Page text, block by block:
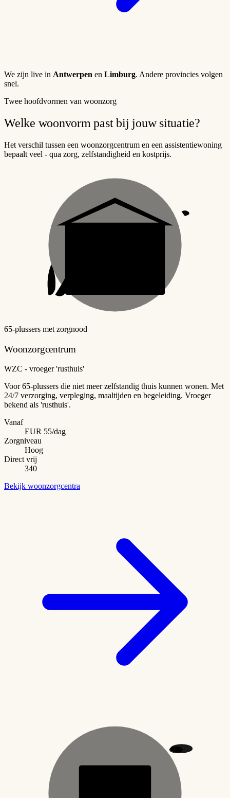
We zijn live in Antwerpen en Limburg. Andere provincies volgen
snel.
Twee hoofdvormen van woonzorg
Welke woonvorm past bij jouw situatie?
Het verschil tussen een woonzorgcentrum en een assistentiewoning
bepaalt veel - qua zorg, zelfstandigheid en kostprijs.
65-plussers met zorgnood
Woonzorgcentrum
WZC - vroeger 'rusthuis'
Voor 65-plussers die niet meer zelfstandig thuis kunnen wonen. Met
24/7 verzorging, verpleging, maaltijden en begeleiding. Vroeger
bekend als 'rusthuis'.
Vanaf
EUR 55/dag
Zorgniveau
Hoog
Direct vrij
340
Bekijk woonzorgcentra